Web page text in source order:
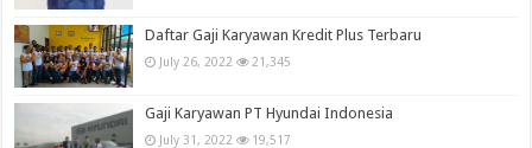
Daftar Gaji Karyawan Kredit Plus Terbaru
July 26, 2022 21,345
Gaji Karyawan PT Hyundai Indonesia
July 31, 2022 19,517